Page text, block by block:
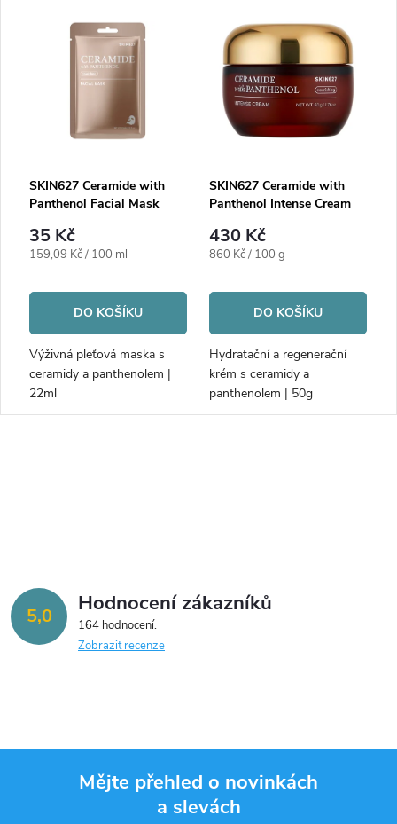
SKIN627 Ceramide with
Panthenol Facial Mask
35 Kč
Měrná
159,09 Kč / 100 ml
DO KOŠÍKU
Výživná pleťová maska s
ceramidy a panthenolem |
22ml
SKIN627 Ceramide with
Panthenol Intense Cream
430 Kč
Měrná
860 Kč / 100 g
DO KOŠÍKU
Hydratační a regenerační
krém s ceramidy a
panthenolem | 50g
5,0 Hodnocení zákazníků
164 hodnocení
Zobrazit recenze
Mějte přehled o novinkách
a slevách